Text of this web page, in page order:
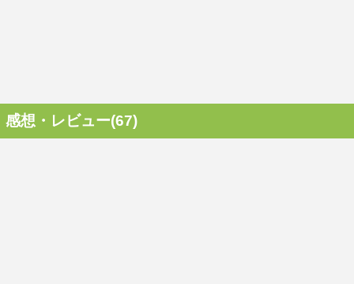
感想・レビュー(67)